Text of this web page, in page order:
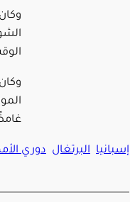
إسبانيا البرتغال دوري